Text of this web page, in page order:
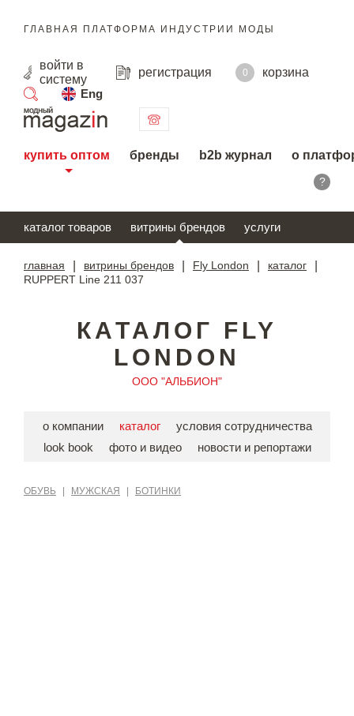
ГЛАВНАЯ ПЛАТФОРМА ИНДУСТРИИ МОДЫ
войти в
систему
регистрация 0
корзина
Eng
поиск
купить оптом бренды b2b журнал о
?
каталог товаров витрины брендов услуги
главная витрины брендов Fly London каталог
RUPPERT Line 211 037
КАТАЛОГ FLY
LONDON
ООО "АЛЬБИОН"
о компании каталог
условия сотрудничества
look book
фото и видео новости и репортажи
ОБУВЬ МУЖСКАЯ БОТИНКИ